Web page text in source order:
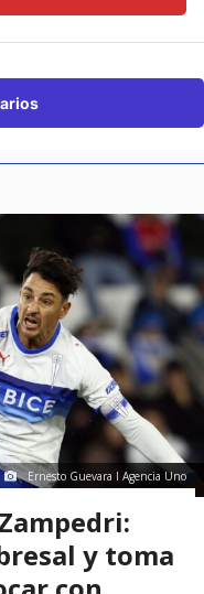
Ernesto Guevara I Agencia Uno
y toma